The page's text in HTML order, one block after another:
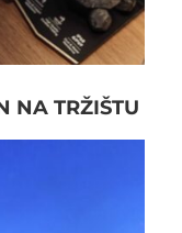
NA TRŽIŠTU